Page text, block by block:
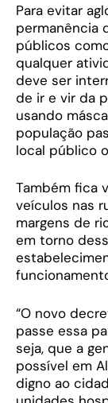
Para evitar
permanência
públicos
qualquer
deve ser
de ir e vir da
usando
população
local público
Também fica
veículos nas
margens de
em torno
“O novo
passe essa
seja, que a
possível em
digno ao